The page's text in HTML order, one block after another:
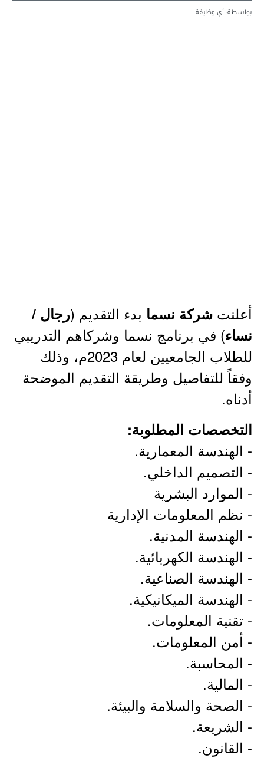
بواسطة: أي وظيفة
أعلنت شركة نسما بدء التقديم (رجال /
نساء) في برنامج نسما وشركاهم التدريبي
للطلاب الجامعيين لعام 2023م، وذلك
وفقاً للتفاصيل وطريقة التقديم الموضحة
أدناه.
التخصصات المطلوبة:
- الهندسة المعمارية.
- التصميم الداخلي.
- الموارد البشرية
- نظم المعلومات الإدارية
- الهندسة المدنية.
- الهندسة الكهربائية.
- الهندسة الصناعية.
- الهندسة الميكانيكية.
- تقنية المعلومات.
- أمن المعلومات.
- المحاسبة.
- المالية.
- الصحة والسلامة والبيئة.
- الشريعة.
- القانون.